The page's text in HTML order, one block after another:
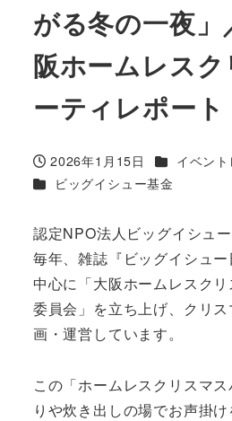
がる冬の一夜」
阪ホームレス
ーティレポート
投稿日
2026年1月15日 カテゴリー
イベント
カテゴリー
ビッグイシュー基金
認定NPO法人ビッグイシュ
毎年、雑誌『ビッグイシュ
中心に「大阪ホームレスク
委員会」を立ち上げ、クリ
画・運営しています。
この「ホームレスクリスマ
りや炊き出しの場でお声掛